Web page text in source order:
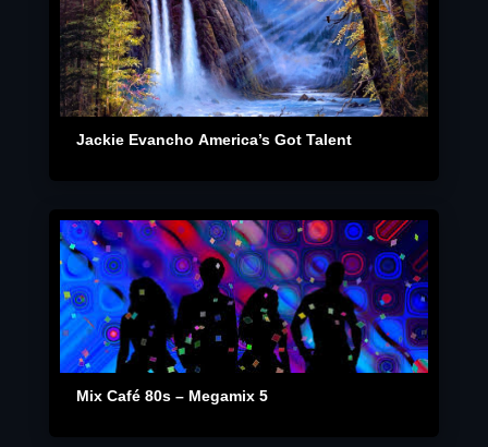
Jackie Evancho America’s Got Talent
Mix Café 80s – Megamix 5